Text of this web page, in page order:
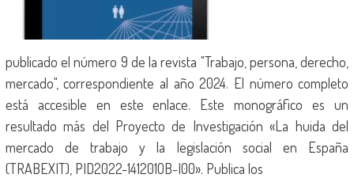
publicado el número 9 de la revista "Trabajo, persona, derecho,
mercado", correspondiente al año 2024. El número completo
está accesible en este enlace. Este monográfico es un
resultado más del Proyecto de Investigación «La huida del
mercado de trabajo y la legislación social en España
(TRABEXIT), PID2022-141201OB-I00». Publica los